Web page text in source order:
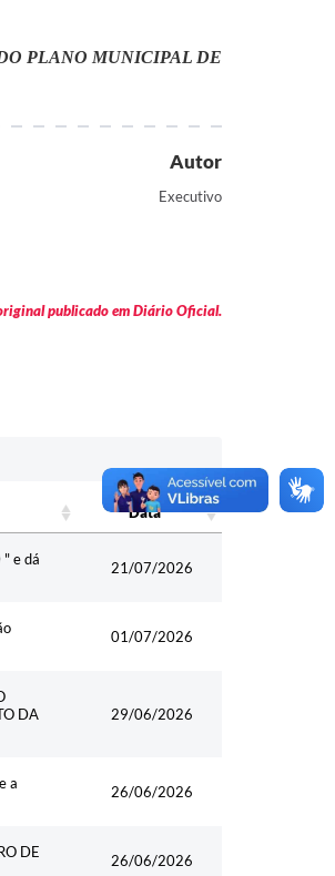
PLANO MUNICIPAL DE
Autor
Executivo
publicado em Diário Oficial.
Data
e dá
21/07/2026
01/07/2026
DA
29/06/2026
a
26/06/2026
DE
26/06/2026